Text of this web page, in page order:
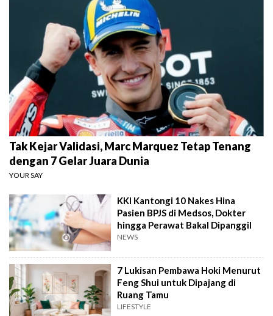
Tak Kejar Validasi, Marc Marquez Tetap Tenang
dengan 7 Gelar Juara Dunia
YOUR SAY
KKI Kantongi 10 Nakes Hina
Pasien BPJS di Medsos, Dokter
hingga Perawat Bakal Dipanggil
NEWS
7 Lukisan Pembawa Hoki Menurut
Feng Shui untuk Dipajang di
Ruang Tamu
LIFESTYLE